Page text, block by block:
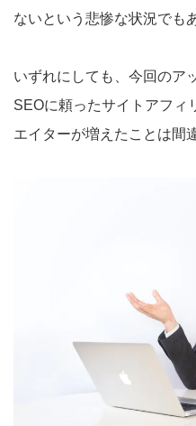
ないという悲惨な状況でも
いずれにしても、今回のア
SEOに頼ったサイトアフィ
エイターが増えたことは間